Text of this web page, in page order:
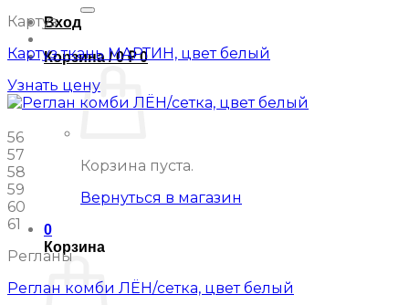
Вход
Корзина /0₽ 0
Корзина пуста.
Вернуться в магазин
0
Корзина
Картуз
Картуз ткань МАРТИН, цвет белый
Узнать цену
56
57
58
59
60
61
Регланы
Реглан комби ЛЁН/сетка, цвет белый